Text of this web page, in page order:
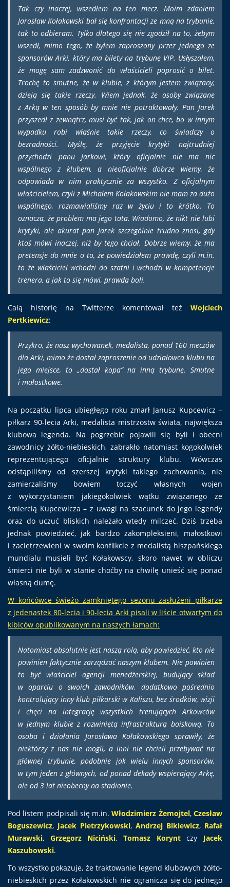
Tak czy inaczej, wszedłem na ten mecz. Moim zdaniem
Jarosław Kołakowski bał się konfrontacji ze mną na trybunie,
tak to odbieram. Tylko dlatego się nie zgodził na to, żebym
wszedł, mimo tego, że byłem zaproszony przez jednego ze
sponsorów Arki, który ma bilety na trybunę VIP. Usłyszałem,
że mogę sam zadzwonić do właścicieli poprosić o bilet.
Trochę to smutne, że w klubie, z którym jestem związany,
dzieją się takie rzeczy. Wiem jednak, że osoby związane
z Arką w ten sposób by mnie nie potraktowały. Pan Jarek
przyszedł z zewnątrz, musi być tak, jak on chce, bo w innym
wypadku robi właśnie takie rzeczy, co świadczy o
bezradności. Myślę, że przyjęcie krytyki najtrudniej
przychodzi panu Jarkowi, który oficjalnie nie ma nic
wspólnego z klubem, a nieoficjalnie dobrze wiemy, że
odpowiada w nim praktycznie za wszystko. Z oficjalnym
właścicielem, czyli z Michałem Kołakowskim nie mam za dużo
wspólnego, rozmawialiśmy raz w życiu i to krótko. To
oznacza, że problem ma jego tata. Wiadomo, że nikt nie lubi
krytyki, ale akurat pan Jarek szczególnie trudno znosi, gdy
ktoś mówi inaczej, niż by tego chciał. Dobrze wiemy, że ma
pretensje do mnie o to, że powiedziałem prawdę, czyli m.in.
to że właściciel wchodzi do szatni i wchodzi w kompetencje
trenera, a jak to się mówi, prawda boli.
Całą historię na Twitterze komentował też Wojciech
Pertkiewicz:
Przykro, że nasz wychowanek, medalista, ponad 160 meczów
dla Arki, mimo że dostał zaproszenie od udziałowca klubu na
jego miejsce, to „dostał kopa” na inną trybunę. Smutne
i małostkowe.
Na początku lipca ubiegłego roku zmarł Janusz Kupcewicz –
piłkarz 90-lecia Arki, medalista mistrzostw świata, największa
klubowa legenda. Na pogrzebie pojawili się byli i obecni
zawodnicy żółto-niebieskich, zabrakło natomiast kogokolwiek
reprezentującego oficjalnie struktury klubu. Wówczas
odstąpiliśmy od szerszej krytyki takiego zachowania, nie
zamierzaliśmy bowiem toczyć własnych wojen
z wykorzystaniem jakiegokolwiek wątku związanego ze
śmiercią Kupcewicza – z uwagi na szacunek do jego legendy
oraz do uczuć bliskich należało wtedy milczeć. Dziś trzeba
jednak powiedzieć, jak bardzo zakompleksieni, małostkowi
i zacietrzewieni w swoim konflikcie z medalistą hiszpańskiego
mundialu musieli być Kołakowscy, skoro nawet w obliczu
śmierci nie byli w stanie choćby na chwilę unieść się ponad
własną dumę.
W końcówce świeżo zamkniętego sezonu zasłużeni piłkarze
z jedenastek 80-lecia i 90-lecia Arki pisali w liście otwartym do
kibiców opublikowanym na naszych łamach:
Natomiast absolutnie jest naszą rolą, aby powiedzieć, kto nie
powinien faktycznie zarządzać naszym klubem. Nie powinien
to być właściciel agencji menedżerskiej, budujący skład
w oparciu o swoich zawodników, dodatkowo pośrednio
kontrolujący inny klub piłkarski w Kaliszu, bez środków, wizji
i chęci na integrację wszystkich trenujących Arkowców
w jednym klubie z rozwiniętą infrastrukturą boiskową. To
osoba i działania Jarosława Kołakowskiego sprawiły, że
niektórzy z nas nie mogli, a inni nie chcieli przebywać na
głównej trybunie, podobnie jak wielu innych sponsorów,
w tym jeden z głównych, od ponad dekady wspierający Arkę,
ale od 3 lat nieobecny na stadionie.
Pod listem podpisali się m.in.Włodzimierz Żemojtel,Czesław
Boguszewicz, Jacek Pietrzykowski, Andrzej Bikiewicz, Rafał
Murawski, Grzegorz Niciński,Tomasz Koryntczy Jacek
Kaszubowski.
To wszystko pokazuje, że traktowanie legend klubowych żółto-
niebieskich przez Kołakowskich nie ogranicza się do jednego